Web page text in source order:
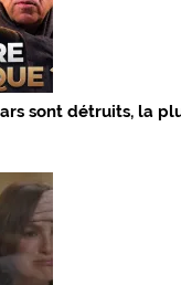
sont détruits, la